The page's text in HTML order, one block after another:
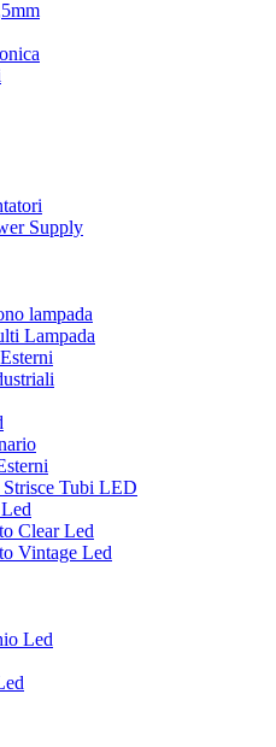
Supply
lampada
Lampada
Tubi LED
Clear Led
Vintage Led
Led